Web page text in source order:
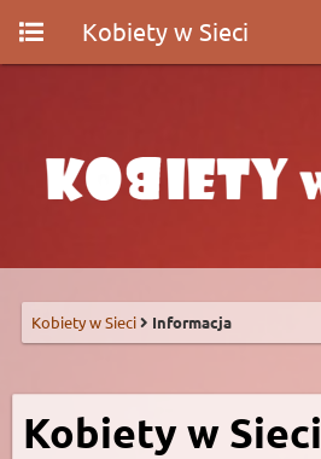
Kobiety w Sieci
Kobiety w Sieci Informacja
Kobiety w Sieci